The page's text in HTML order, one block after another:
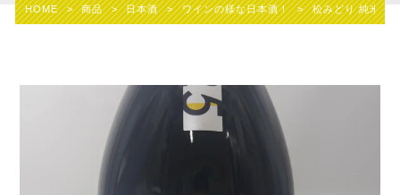
HOME > 商品 > 日本酒 > ワインの様な日本酒！ > 松みどり 純米吟